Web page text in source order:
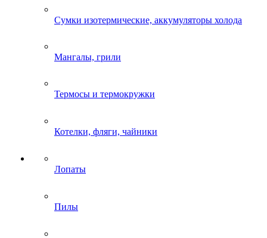
Сумки изотермические, аккумуляторы холода
Мангалы, грили
Термосы и термокружки
Котелки, фляги, чайники
Лопаты
Пилы